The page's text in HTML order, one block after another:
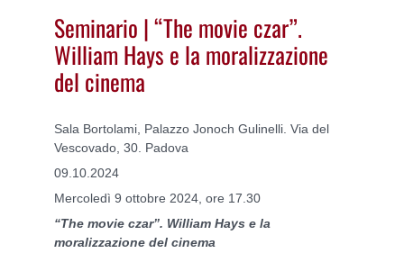
Seminario | “The movie czar”.
William Hays e la moralizzazione
del cinema
Sala Bortolami, Palazzo Jonoch Gulinelli. Via del
Vescovado, 30. Padova
09.10.2024
Mercoledì 9 ottobre 2024, ore 17.30
“The movie czar”. William Hays e la
moralizzazione del cinema